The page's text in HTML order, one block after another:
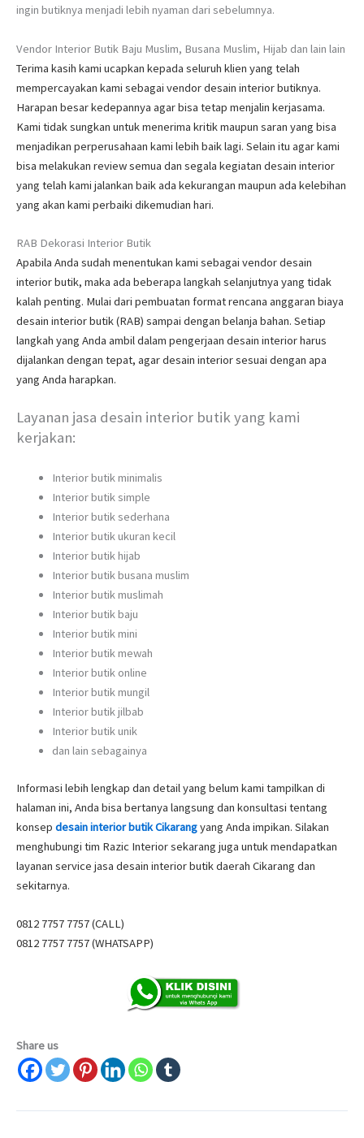
ingin butiknya menjadi lebih nyaman dari sebelumnya.
Vendor Interior Butik Baju Muslim, Busana Muslim, Hijab dan lain lain
Terima kasih kami ucapkan kepada seluruh klien yang telah
mempercayakan kami sebagai vendor desain interior butiknya.
Harapan besar kedepannya agar bisa tetap menjalin kerjasama.
Kami tidak sungkan untuk menerima kritik maupun saran yang bisa
menjadikan perperusahaan kami lebih baik lagi. Selain itu agar kami
bisa melakukan review semua dan segala kegiatan desain interior
yang telah kami jalankan baik ada kekurangan maupun ada kelebihan
yang akan kami perbaiki dikemudian hari.
RAB Dekorasi Interior Butik
Apabila Anda sudah menentukan kami sebagai vendor desain
interior butik, maka ada beberapa langkah selanjutnya yang tidak
kalah penting. Mulai dari pembuatan format rencana anggaran biaya
desain interior butik (RAB) sampai dengan belanja bahan. Setiap
langkah yang Anda ambil dalam pengerjaan desain interior harus
dijalankan dengan tepat, agar desain interior sesuai dengan apa
yang Anda harapkan.
Layanan jasa desain interior butik yang kami
kerjakan:
Interior butik minimalis
Interior butik simple
Interior butik sederhana
Interior butik ukuran kecil
Interior butik hijab
Interior butik busana muslim
Interior butik muslimah
Interior butik baju
Interior butik mini
Interior butik mewah
Interior butik online
Interior butik mungil
Interior butik jilbab
Interior butik unik
dan lain sebagainya
Informasi lebih lengkap dan detail yang belum kami tampilkan di
halaman ini, Anda bisa bertanya langsung dan konsultasi tentang
konsep desain interior butik Cikarangyang Anda impikan. Silakan
menghubungi tim Razic Interior sekarang juga untuk mendapatkan
layanan service jasa desain interior butik daerah Cikarang dan
sekitarnya.
0812 7757 7757 (CALL)
0812 7757 7757 (WHATSAPP)
Share us